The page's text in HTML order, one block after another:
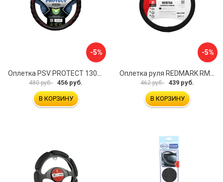
-5%
Оплетка PSV PROTECT 130503
480 руб. 456 руб.
В КОРЗИНУ
-5%
Оплетка руля REDMARK RM78002
462 руб. 439 руб.
В КОРЗИНУ